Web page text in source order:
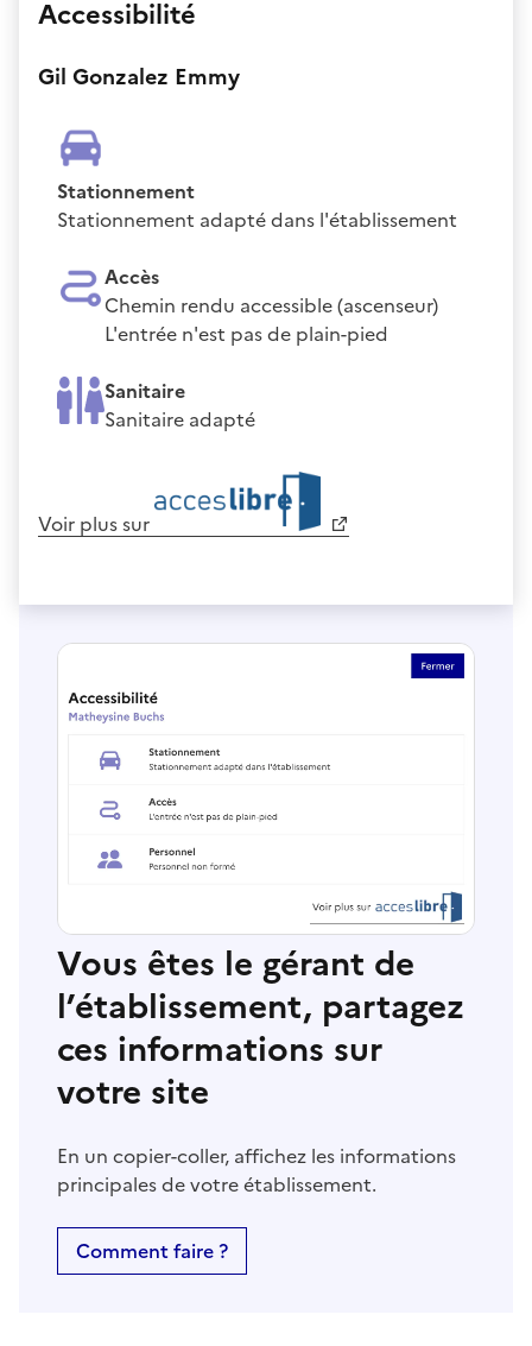
Accessibilité
Gil Gonzalez Emmy
Stationnement
Stationnement adapté dans l'établissement
Accès
Chemin rendu accessible (ascenseur)
L'entrée n'est pas de plain-pied
Sanitaire
Sanitaire adapté
Voir plus sur
Vous êtes le gérant de
l’établissement, partagez
ces informations sur
votre site
En un copier-coller, affichez les informations
principales de votre établissement.
Comment faire ?